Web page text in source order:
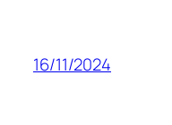
16/11/2024